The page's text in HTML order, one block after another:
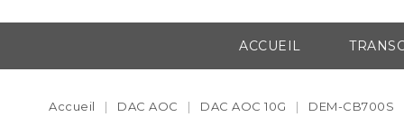
ACCUEIL
Accueil DAC AOC DAC AOC 10G DEM-CB700S